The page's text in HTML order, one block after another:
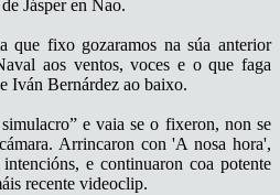
Jásper en Nao.
que fixo gozaramos na súa anterior
aos ventos, voces e o que faga
Iván Bernárdez ao baixo.
e vaia se o fixeron, non se
Arrincaron con 'A nosa hora',
e continuaron coa potente
recente videoclip.